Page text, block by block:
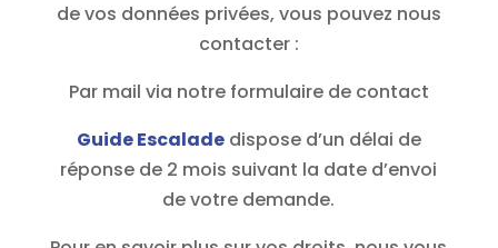
de vos données privées, vous pouvez nous
contacter :
Par mail via notre formulaire de contact
Guide Escaladedispose d’un délai de
réponse de 2 mois suivant la date d’envoi
de votre demande.